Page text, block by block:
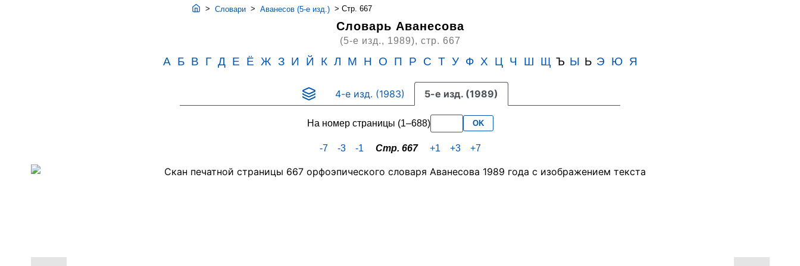
> Словари > Аванесов (5-е изд.) > Стр. 667
Словарь Аванесова
(5-е изд., 1989), стр. 667
А Б В Г Д Е Ё Ж З И Й К Л М Н О П Р С Т У Ф Х Ц Ч Ш Щ Ъ Ы Ь Э Ю Я
4-е изд. (1983) 5-е изд. (1989)
На номер страницы (1–688) OK
-7 -3 -1 Стр. 667 +1 +3 +7
Скан